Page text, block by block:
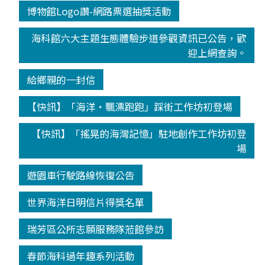
博物館Logo讚-網路票選抽獎活動
海科館六大主題生態體驗步道參觀資訊已公告，歡
迎上網查詢。
給鄉親的一封信
【快訊】「海洋‧飄漂跑跑」踩街工作坊初登場
【快訊】「搖晃的海灣記憶」駐地創作工作坊初登
場
遊園車行駛路線恢復公告
世界海洋日明信片得獎名單
瑞芳區公所志願服務隊蒞館參訪
春節海科過年趣系列活動